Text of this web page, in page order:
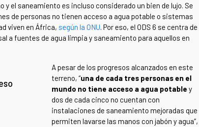
y el saneamiento es incluso considerado un bien de lujo. Se
de personas no tienen acceso a agua potable o sistemas
viven en África, según la ONU. Por eso, el ODS 6 se centra de
a fuentes de agua limpia y saneamiento para aquellos en
A pesar de los progresos alcanzados en este
terreno, “una de cada tres personas en el
mundo no tiene acceso a agua potable y
dos de cada cinco no cuentan con
instalaciones de saneamiento mejoradas que
permiten lavarse las manos con jabón y agua”,